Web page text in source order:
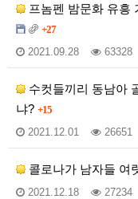
프놈펜 밤문화 유흥
+27
2021.09.28 63328
수컷들끼리 동남아
냐? +15
2021.12.01 26651
콜로나가 남자들 여
2021.12.18 27234